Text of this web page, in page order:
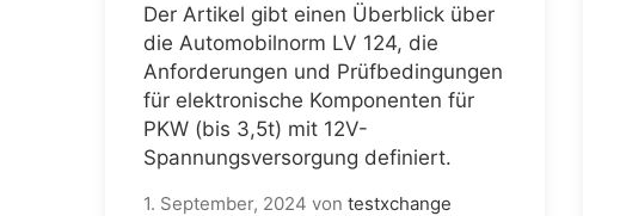
Der Artikel gibt einen Überblick über
die Automobilnorm LV 124, die
Anforderungen und Prüfbedingungen
für elektronische Komponenten für
PKW (bis 3,5t) mit 12V-
Spannungsversorgung definiert.
1. September, 2024 von testxchange